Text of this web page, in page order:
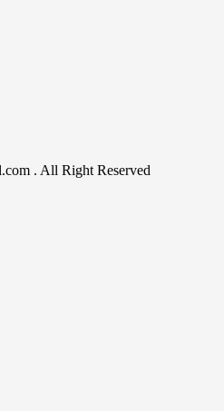
. All Right Reserved